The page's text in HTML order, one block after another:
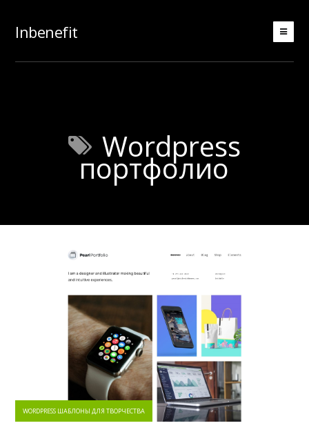
Inbenefit
Wordpress
портфолио
WORDPRESS ШАБЛОНЫ ДЛЯ ТВОРЧЕСТВА